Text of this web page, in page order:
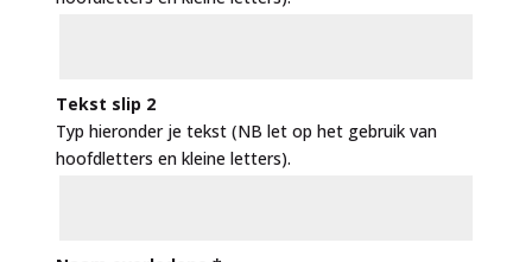
Tekst slip 2
Typ hieronder je tekst (NB let op het gebruik van
hoofdletters en kleine letters).